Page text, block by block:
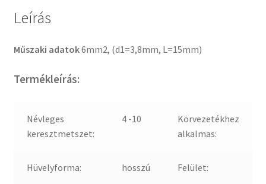
Leírás
Műszaki adatok6mm2, (d1=3,8mm, L=15mm)
Termékleírás:
Névleges
keresztmetszet:
4 -10
Körvezetékhez
alkalmas:
Hüvelyforma: hosszú Felület: